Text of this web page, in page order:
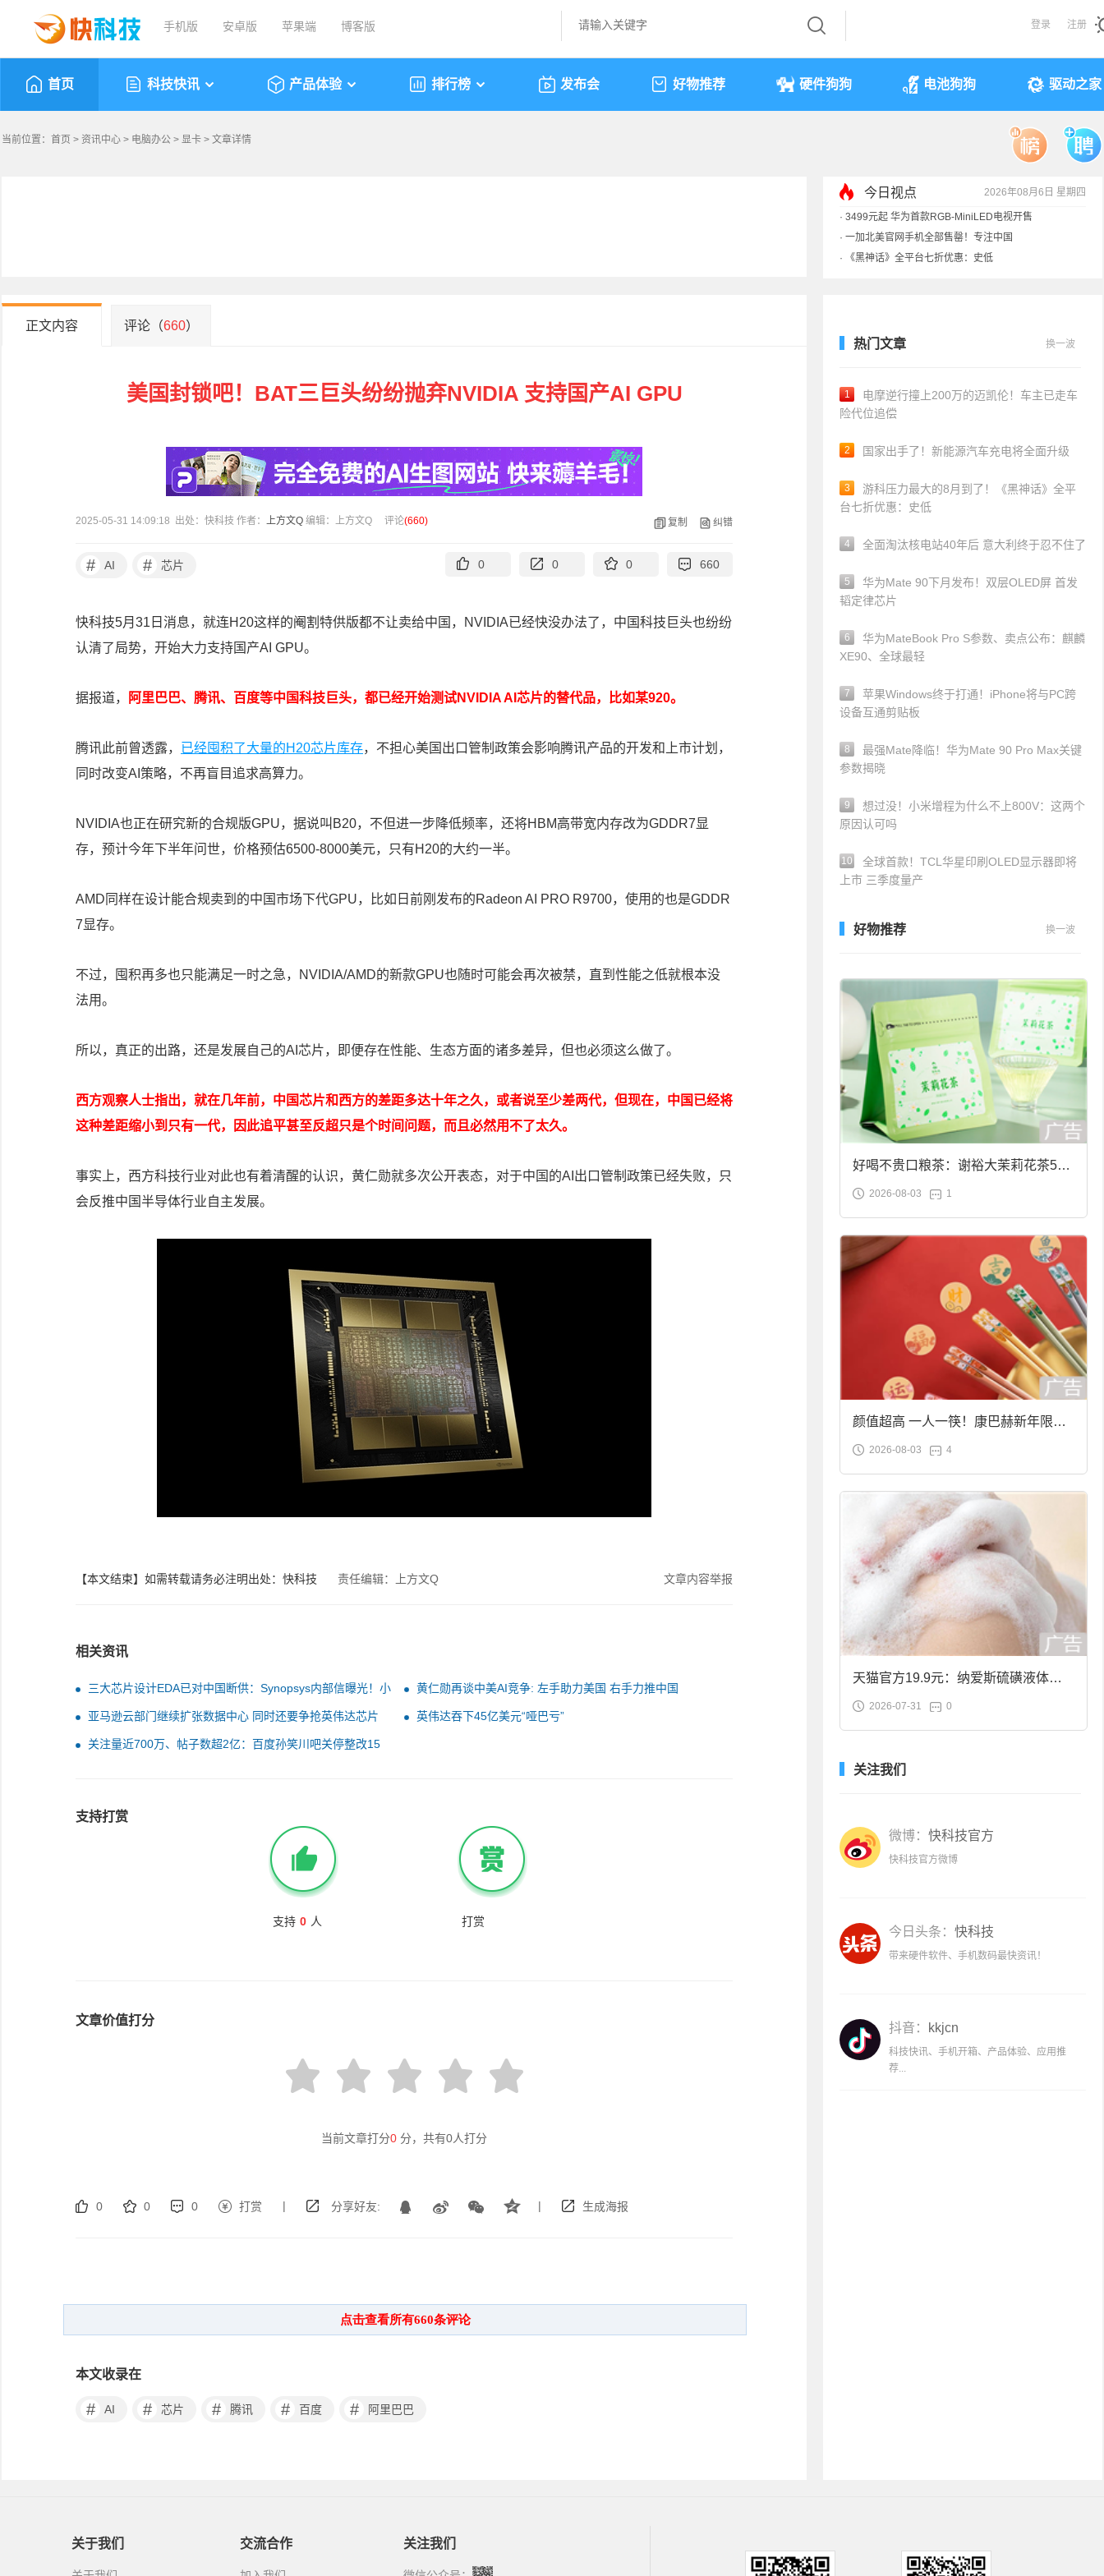
手机版 安卓版 苹果端 博客版 登录 注册
首页 科技快讯 产品体验 排行榜 发布会 好物推荐 硬件狗狗 电池狗狗 驱动之家
当前位置： 首页 > 资讯中心 > 电脑办公 > 显卡 > 文章详情
今日视点 2026年08月6日 星期四
· 3499元起 华为首款RGB-MiniLED电视开售
· 一加北美官网手机全部售罄！专注中国
·
《黑神话》全平台七折优惠：史低
正文内容 评论（660）
美国封锁吧！BAT三巨头纷纷抛弃NVIDIA 支持国产AI GPU
2025-05-31 14:09:18 出处：快科技 作者： 上方文Q 编辑：上方文Q 评论(660) 复制 纠错
# AI # 芯片 0 0 0 660
快科技5月31日消息，就连H20这样的阉割特供版都不让卖给中国，NVIDIA已经快没办法了，中国科技巨头也纷纷
认清了局势，开始大力支持国产AI GPU。
据报道， 阿里巴巴、腾讯、百度等中国科技巨头，都已经开始测试NVIDIA AI芯片的替代品，比如某920。
腾讯此前曾透露， 已经囤积了大量的H20芯片库存，不担心美国出口管制政策会影响腾讯产品的开发和上市计划，
同时改变AI策略，不再盲目追求高算力。
NVIDIA也正在研究新的合规版GPU，据说叫B20，不但进一步降低频率，还将HBM高带宽内存改为GDDR7显
存，预计今年下半年问世，价格预估6500-8000美元，只有H20的大约一半。
AMD同样在设计能合规卖到的中国市场下代GPU，比如日前刚发布的Radeon AI PRO R9700，使用的也是GDDR
7显存。
不过，囤积再多也只能满足一时之急，NVIDIA/AMD的新款GPU也随时可能会再次被禁，直到性能之低就根本没
法用。
所以，真正的出路，还是发展自己的AI芯片，即便存在性能、生态方面的诸多差异，但也必须这么做了。
西方观察人士指出，就在几年前，中国芯片和西方的差距多达十年之久，或者说至少差两代，但现在，中国已经将
这种差距缩小到只有一代，因此追平甚至反超只是个时间问题，而且必然用不了太久。
事实上，西方科技行业对此也有着清醒的认识，黄仁勋就多次公开表态，对于中国的AI出口管制政策已经失败，只
会反推中国半导体行业自主发展。
【本文结束】如需转载请务必注明出处：快科技 责任编辑：上方文Q 文章内容举报
相关资讯
三大芯片设计EDA已对中国断供：Synopsys内部信曝光！小
米3nm怎么办
黄仁勋再谈中美AI竞争: 左手助力美国 右手力推中国
亚马逊云部门继续扩张数据中心 同时还要争抢英伟达芯片 英伟达吞下45亿美元“哑巴亏”
关注量近700万、帖子数超2亿：百度孙笑川吧关停整改15
支持打赏
支持 0 人 打赏
文章价值打分
当前文章打分0 分，共有0人打分
0 0 0 打赏 | 分享好友: | 生成海报
本文收录在
# AI # 芯片 # 腾讯 # 百度 # 阿里巴巴
热门文章 换一波
1
电摩逆行撞上200万的迈凯伦！车主已走车
险代位追偿
2 国家出手了！新能源汽车充电将全面升级
3
游科压力最大的8月到了！《黑神话》全平
台七折优惠：史低
4 全面淘汰核电站40年后 意大利终于忍不住了
5
华为Mate 90下月发布！双层OLED屏 首发
韬定律芯片
6
华为MateBook Pro S参数、卖点公布：麒麟
XE90、全球最轻
7
苹果Windows终于打通！iPhone将与PC跨
设备互通剪贴板
8
最强Mate降临！华为Mate 90 Pro Max关键
参数揭晓
9
想过没！小米增程为什么不上800V：这两个
原因认可吗
10
全球首款！TCL华星印刷OLED显示器即将
上市 三季度量产
好物推荐 换一波
好喝不贵口粮茶：谢裕大茉莉花茶50g
袋装9.9元到手
2026-08-03 1
颜值超高 一人一筷！康巴赫新年限定
合金筷子大促：19.9元
2026-08-03 4
天猫官方19.9元：纳爱斯硫磺液体香
皂2斤大促
2026-07-31 0
关注我们
微博： 快科技官方
快科技官方微博
今日头条： 快科技
带来硬件软件、手机数码最快资讯！
抖音： kkjcn
科技快讯、手机开箱、产品体验、应用推
荐...
关于我们 交流合作 关注我们